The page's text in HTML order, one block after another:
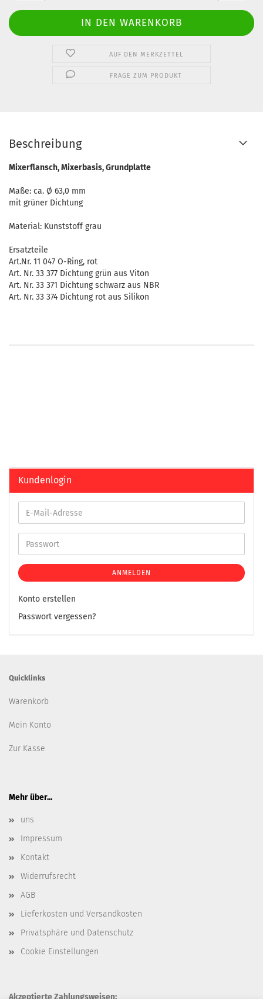
AUF DEN MERKZETTEL
FRAGE ZUM PRODUKT
Beschreibung
Mixerflansch, Mixerbasis, Grundplatte
Maße: ca. Ø 63,0 mm
mit grüner Dichtung
Material: Kunststoff grau
Ersatzteile
Art.Nr. 11 047 O-Ring, rot
Art. Nr. 33 377 Dichtung grün aus Viton
Art. Nr. 33 371 Dichtung schwarz aus NBR
Art. Nr. 33 374 Dichtung rot aus Silikon
Kundenlogin
ANMELDEN
Konto erstellen
Passwort vergessen?
Quicklinks
Warenkorb
Mein Konto
Zur Kasse
Mehr über...
uns
Impressum
Kontakt
Widerrufsrecht
AGB
Lieferkosten und Versandkosten
Privatsphäre und Datenschutz
Cookie Einstellungen
Akzeptierte Zahlungsweisen: